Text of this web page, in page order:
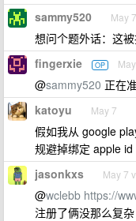
sammy520 May
想问个题外话：这
fingerxie OP
@sammy520 正在
katoyu May 7
假如我从 google
规避掉绑定 apple id
jasonkxs May 7
@wclebb https://
注册了俩没那么复杂